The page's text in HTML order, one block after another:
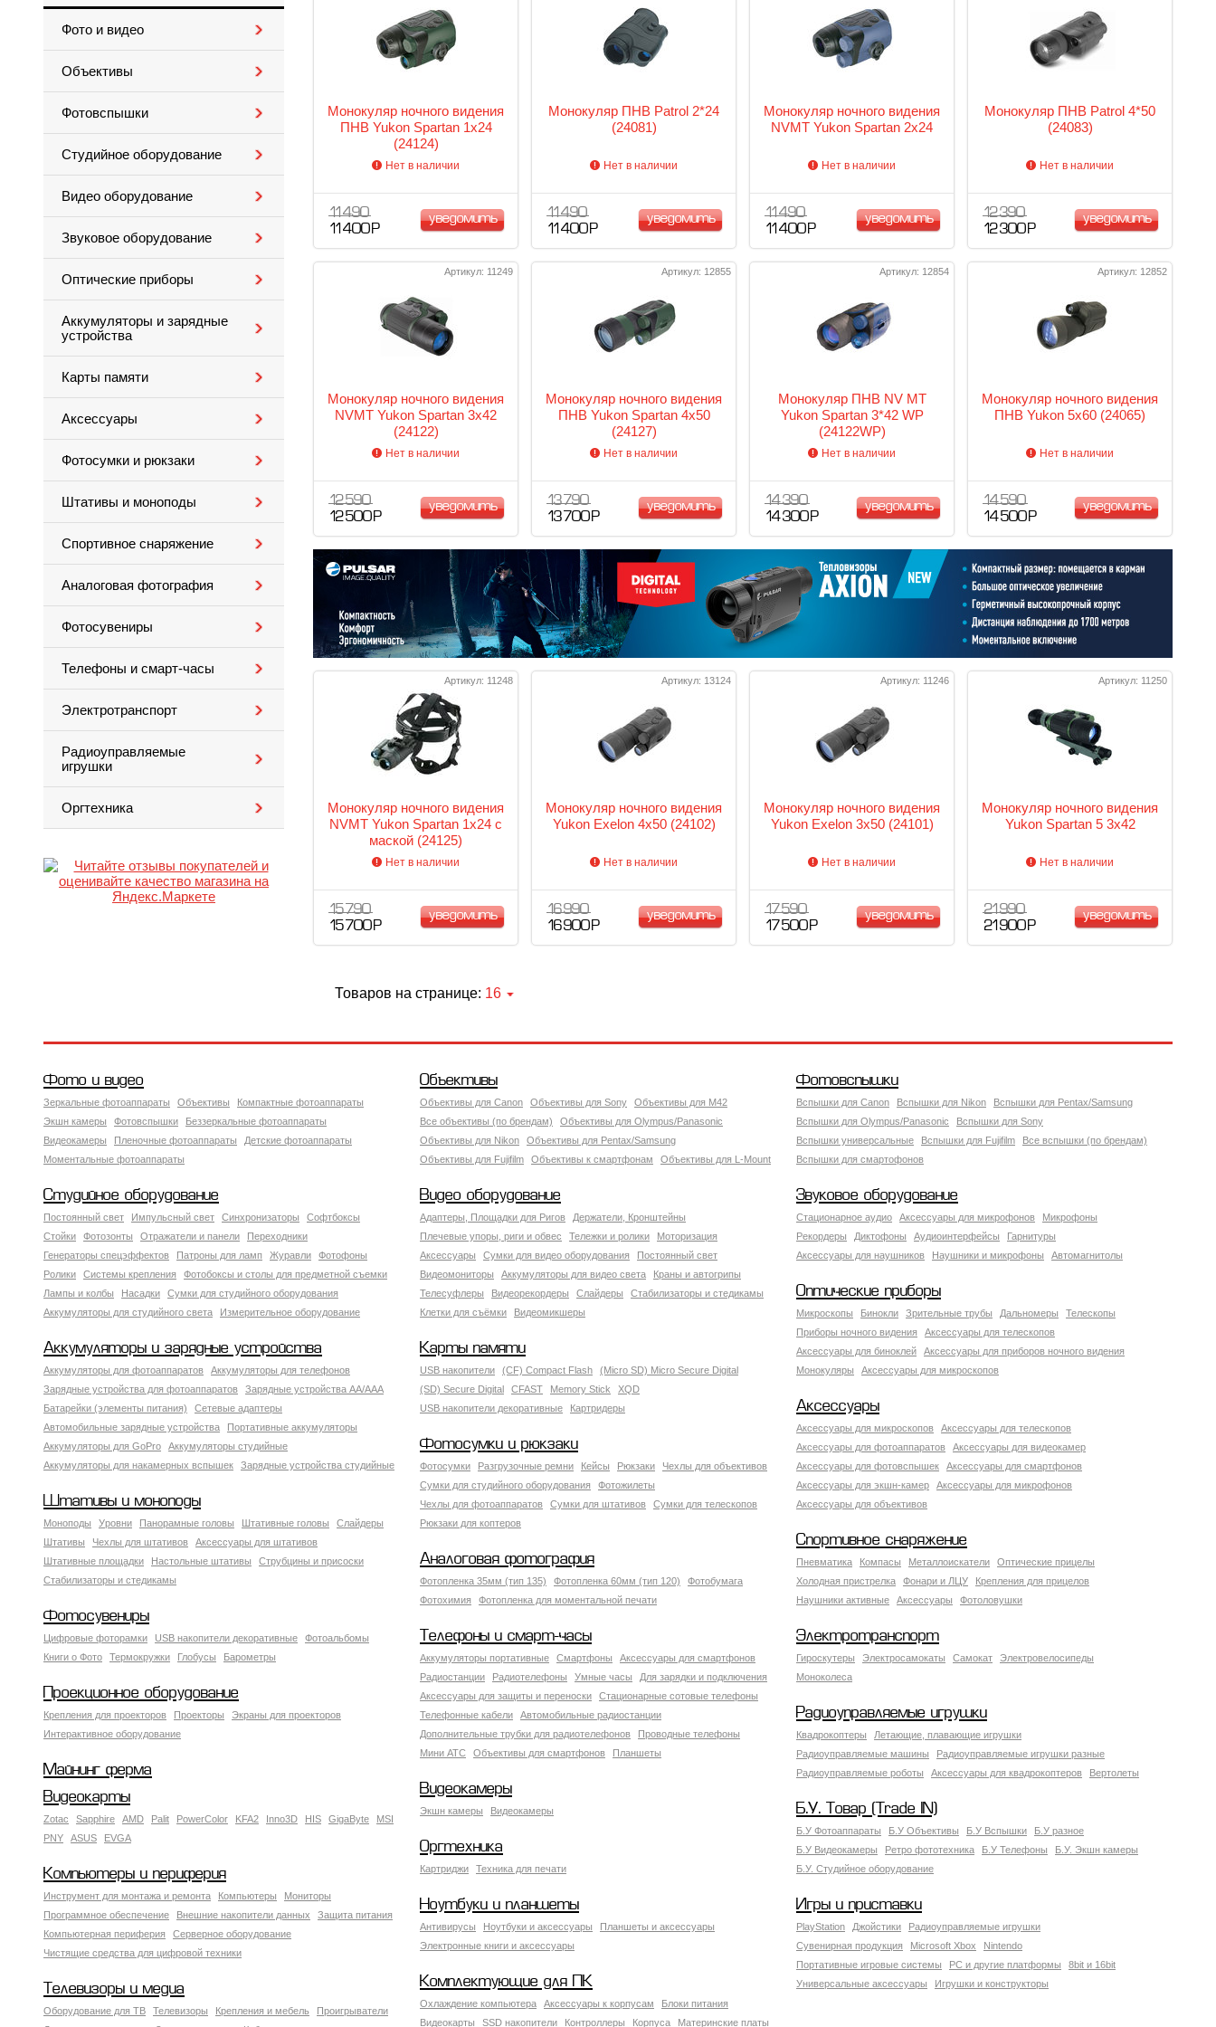
Фото и видео
Объективы
Фотовспышки
Студийное оборудование
Видео оборудование
Звуковое оборудование
Оптические приборы
Аккумуляторы и зарядные
устройства
Карты памяти
Аксессуары
Фотосумки и рюкзаки
Штативы и моноподы
Спортивное снаряжение
Аналоговая фотография
Фотосувениры
Телефоны и смарт-часы
Электротранспорт
Радиоуправляемые
игрушки
Оргтехника
Монокуляр ночного видения
ПНВ Yukon Spartan 1x24
(24124)
Нет в наличии
11 490
11 400 Р
уведомить
Монокуляр ПНВ Patrol 2*24
(24081)
Нет в наличии
11 490
11 400 Р
уведомить
Монокуляр ночного видения
NVMT Yukon Spartan 2x24
Нет в наличии
11 490
11 400 Р
уведомить
Монокуляр ПНВ Patrol 4*50
(24083)
Нет в наличии
12 390
12 300 Р
уведомить
Артикул: 11249
Монокуляр ночного видения
NVMT Yukon Spartan 3x42
(24122)
Нет в наличии
12 590
12 500 Р
уведомить
Артикул: 12855
Монокуляр ночного видения
ПНВ Yukon Spartan 4x50
(24127)
Нет в наличии
13 790
13 700 Р
уведомить
Артикул: 12854
Монокуляр ПНВ NV МТ
Yukon Spartan 3*42 WP
(24122WP)
Нет в наличии
14 390
14 300 Р
уведомить
Артикул: 12852
Монокуляр ночного видения
ПНВ Yukon 5х60 (24065)
Нет в наличии
14 590
14 500 Р
уведомить
Артикул: 11248
Монокуляр ночного видения
NVMT Yukon Spartan 1x24 с
маской (24125)
Нет в наличии
15 790
15 700 Р
уведомить
Артикул: 13124
Монокуляр ночного видения
Yukon Exelon 4x50 (24102)
Нет в наличии
16 990
16 900 Р
уведомить
Артикул: 11246
Монокуляр ночного видения
Yukon Exelon 3x50 (24101)
Нет в наличии
17 590
17 500 Р
уведомить
Артикул: 11250
Монокуляр ночного видения
Yukon Spartan 5 3x42
Нет в наличии
21 990
21 900 Р
уведомить
Товаров на странице: 16
Фото и видео
Зеркальные фотоаппараты Объективы
Компактные фотоаппараты
Экшн камеры
Фотовспышки
Беззеркальные фотоаппараты
Видеокамеры
Пленочные фотоаппараты
Детские фотоаппараты
Моментальные фотоаппараты
Объективы
Объективы для Canon Объективы для Sony
Объективы для M42
Все объективы (по брендам)
Объективы для Olympus/Panasonic
Объективы для Nikon
Объективы для Pentax/Samsung
Объективы для Fujifilm
Объективы к смартфонам Объективы для L-Mount
Фотовспышки
Вспышки для Canon Вспышки для Nikon
Вспышки для Pentax/Samsung
Вспышки для Olympus/Panasonic
Вспышки для Sony
Вспышки универсальные
Вспышки для Fujifilm
Все вспышки (по брендам)
Вспышки для смартофонов
Студийное оборудование
Постоянный свет Импульсный свет Синхронизаторы
Софтбоксы
Стойки
Фотозонты Отражатели и панели
Переходники
Генераторы спецэффектов
Патроны для ламп Журавли
Фотофоны
Ролики
Системы крепления
Фотобоксы и столы для предметной съемки
Лампы и колбы
Насадки
Сумки для студийного оборудования
Аккумуляторы для студийного света
Измерительное оборудование
Видео оборудование
Адаптеры, Площадки для Ригов
Держатели, Кронштейны
Плечевые упоры, риги и обвес
Тележки и ролики
Моторизация
Аксессуары
Сумки для видео оборудования
Постоянный свет
Видеомониторы
Аккумуляторы для видео света
Краны и автогрипы
Телесуфлеры
Видеорекордеры Слайдеры
Стабилизаторы и стедикамы
Клетки для съёмки
Видеомикшеры
Звуковое оборудование
Стационарное аудио Аксессуары для микрофонов
Микрофоны
Рекордеры
Диктофоны Аудиоинтерфейсы
Гарнитуры
Аксессуары для наушников
Наушники и микрофоны Автомагнитолы
Оптические приборы
Микроскопы Бинокли Зрительные трубы Дальномеры
Телескопы
Приборы ночного видения
Аксессуары для телескопов
Аксессуары для биноклей
Аксессуары для приборов ночного видения
Монокуляры
Аксессуары для микроскопов
Аккумуляторы и зарядные устройства
Аккумуляторы для фотоаппаратов
Аккумуляторы для телефонов
Зарядные устройства для фотоаппаратов
Зарядные устройства AA/AAA
Батарейки (элементы питания)
Сетевые адаптеры
Автомобильные зарядные устройства
Портативные аккумуляторы
Аккумуляторы для GoPro
Аккумуляторы студийные
Аккумуляторы для накамерных вспышек
Зарядные устройства студийные
Карты памяти
USB накопители (CF) Compact Flash
(Micro SD) Micro Secure Digital
(SD) Secure Digital
CFAST Memory Stick
XQD
USB накопители декоративные
Картридеры Аксессуары
Аксессуары для микроскопов
Аксессуары для телескопов
Аксессуары для фотоаппаратов
Аксессуары для видеокамер
Аксессуары для фотовспышек
Аксессуары для смартфонов
Аксессуары для экшн-камер
Аксессуары для микрофонов
Аксессуары для объективов
Фотосумки и рюкзаки
Фотосумки Разгрузочные ремни Кейсы Рюкзаки
Чехлы для объективов
Сумки для студийного оборудования
Фотожилеты
Чехлы для фотоаппаратов
Сумки для штативов
Сумки для телескопов
Рюкзаки для коптеров
Штативы и моноподы
Моноподы Уровни Панорамные головы Штативные головы
Слайдеры
Штативы
Чехлы для штативов
Аксессуары для штативов
Штативные площадки
Настольные штативы
Струбцины и присоски
Стабилизаторы и стедикамы
Спортивное снаряжение
Пневматика Компасы Металлоискатели
Оптические прицелы
Холодная пристрелка
Фонари и ЛЦУ
Крепления для прицелов
Наушники активные
Аксессуары Фотоловушки
Аналоговая фотография
Фотопленка 35мм (тип 135) Фотопленка 60мм (тип 120)
Фотобумага
Фотохимия
Фотопленка для моментальной печати
Фотосувениры
Цифровые фоторамки USB накопители декоративные
Фотоальбомы
Книги о Фото
Термокружки Глобусы Барометры
Телефоны и смарт-часы
Аккумуляторы портативные Смартфоны
Аксессуары для смартфонов
Радиостанции
Радиотелефоны Умные часы
Для зарядки и подключения
Аксессуары для защиты и переноски
Стационарные сотовые телефоны
Телефонные кабели
Автомобильные радиостанции
Дополнительные трубки для радиотелефонов
Проводные телефоны
Мини АТС
Объективы для смартфонов Планшеты
Электротранспорт
Гироскутеры Электросамокаты Самокат
Электровелосипеды
Моноколеса
Проекционное оборудование
Крепления для проекторов Проекторы
Экраны для проекторов
Интерактивное оборудование
Радиоуправляемые игрушки
Квадрокоптеры
Летающие, плавающие игрушки
Радиоуправляемые машины
Радиоуправляемые игрушки разные
Радиоуправляемые роботы
Аксессуары для квадрокоптеров Вертолеты
Майнинг ферма
Видеокамеры
Экшн камеры Видеокамеры
Видеокарты
Zotac Sapphire AMD Palit PowerColor KFA2 Inno3D HIS GigaByte
MSI
PNY
ASUS EVGA
Б.У. Товар (Trade IN)
Б.У Фотоаппараты Б.У Объективы Б.У Вспышки
Б.У разное
Б.У Видеокамеры
Ретро фототехника Б.У Телефоны
Б.У. Экшн камеры
Б.У. Студийное оборудование
Оргтехника
Картриджи Техника для печати
Компьютеры и периферия
Инструмент для монтажа и ремонта Компьютеры
Мониторы
Программное обеспечение
Внешние накопители данных
Защита питания
Компьютерная периферия
Серверное оборудование
Чистящие средства для цифровой техники
Ноутбуки и планшеты
Антивирусы Ноутбуки и аксессуары
Планшеты и аксессуары
Электронные книги и аксессуары
Игры и приставки
PlayStation Джойстики
Радиоуправляемые игрушки
Сувенирная продукция
Microsoft Xbox
Nintendo
Портативные игровые системы
PC и другие платформы
8bit и 16bit
Универсальные аксессуары
Игрушки и конструкторы
Комплектующие для ПК
Охлаждение компьютера Аксессуары к корпусам
Блоки питания
Видеокарты
SSD накопители Контроллеры Корпуса Материнские платы
Телевизоры и медиа
Оборудование для ТВ Телевизоры Крепления и мебель
Проигрыватели